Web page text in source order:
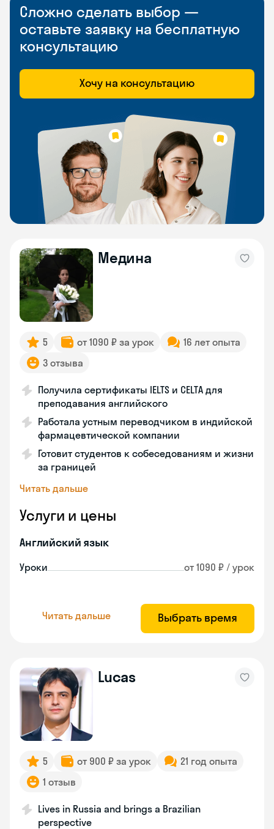
Сложно сделать выбор —
оставьте заявку на бесплатную
консультацию
Хочу на консультацию
Медина
5 от 1090 ₽ за урок
16 лет опыта
3 отзыва
Получила сертификаты IELTS и CELTA для
преподавания английского
Работала устным переводчиком в индийской
фармацевтической компании
Готовит студентов к собеседованиям и жизни
за границей
Читать дальше
Услуги и цены
Английский язык
Уроки от 1090 ₽ / урок
Читать дальше Выбрать время
Lucas
5 от 900 ₽ за урок
21 год опыта
1 отзыв
Lives in Russia and brings a Brazilian
perspective